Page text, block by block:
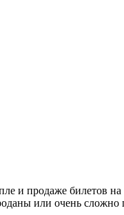
и продаже билетов
или очень сложно